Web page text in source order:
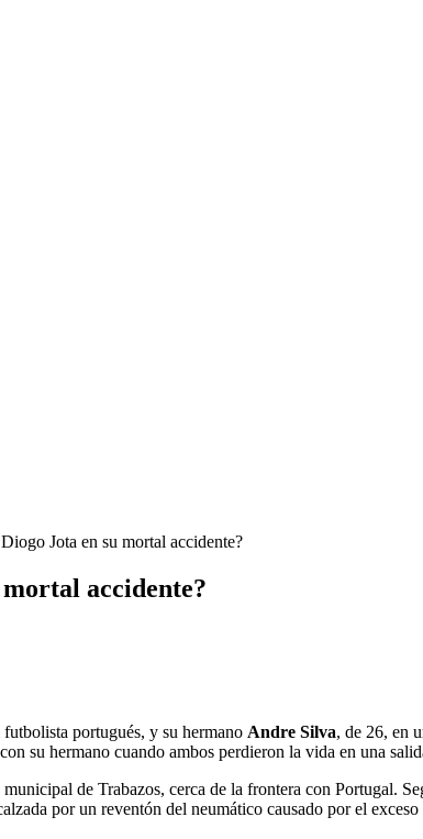
Jota en su mortal accidente?
accidente?
portugués, y su hermano Andre Silva, de 26, en
su hermano cuando ambos perdieron la vida en una
de Trabazos, cerca de la frontera con Portugal.
por un reventón del neumático causado por el